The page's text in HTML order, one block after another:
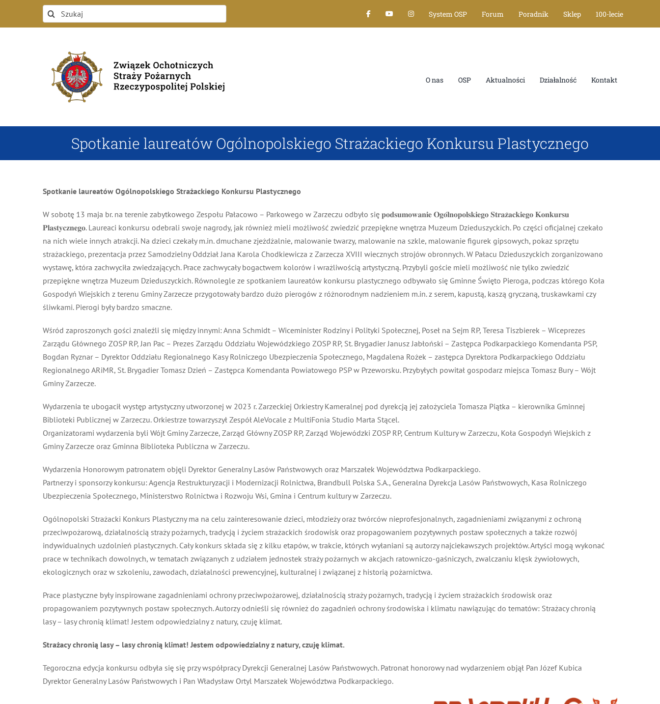
Szukaj System OSP Forum Poradnik Sklep 100-lecie
O nas OSP Aktualności Działalność Kontakt
Spotkanie laureatów Ogólnopolskiego Strażackiego Konkursu Plastycznego
Spotkanie laureatów Ogólnopolskiego Strażackiego Konkursu Plastycznego
W sobotę 13 maja br. na terenie zabytkowego Zespołu Pałacowo – Parkowego w Zarzeczu odbyło się 𝐩𝐨𝐝𝐬𝐮𝐦𝐨𝐰𝐚𝐧𝐢𝐞 𝐎𝐠𝐨́𝐥𝐧𝐨𝐩𝐨𝐥𝐬𝐤𝐢𝐞𝐠𝐨 𝐒𝐭𝐫𝐚𝐳̇𝐚𝐜𝐤𝐢𝐞𝐠𝐨 𝐊𝐨𝐧𝐤𝐮𝐫𝐬𝐮
𝐏𝐥𝐚𝐬𝐭𝐲𝐜𝐳𝐧𝐞𝐠𝐨. Laureaci konkursu odebrali swoje nagrody, jak również mieli możliwość zwiedzić przepiękne wnętrza Muzeum Dzieduszyckich. Po części oficjalnej czekało
na nich wiele innych atrakcji. Na dzieci czekały m.in. dmuchane zjeżdżalnie, malowanie twarzy, malowanie na szkle, malowanie figurek gipsowych, pokaz sprzętu
strażackiego, prezentacja przez Samodzielny Oddział Jana Karola Chodkiewicza z Zarzecza XVIII wiecznych strojów obronnych. W Pałacu Dzieduszyckich zorganizowano
wystawę, która zachwyciła zwiedzających. Prace zachwycały bogactwem kolorów i wrażliwością artystyczną. Przybyli goście mieli możliwość nie tylko zwiedzić
przepiękne wnętrza Muzeum Dzieduszyckich. Równolegle ze spotkaniem laureatów konkursu plastycznego odbywało się Gminne Święto Pieroga, podczas którego Koła
Gospodyń Wiejskich z terenu Gminy Zarzecze przygotowały bardzo dużo pierogów z różnorodnym nadzieniem m.in. z serem, kapustą, kaszą gryczaną, truskawkami czy
śliwkami. Pierogi były bardzo smaczne.
Wśród zaproszonych gości znaleźli się między innymi: Anna Schmidt – Wiceminister Rodziny i Polityki Społecznej, Poseł na Sejm RP, Teresa Tiszbierek – Wiceprezes
Zarządu Głównego ZOSP RP, Jan Pac – Prezes Zarządu Oddziału Wojewódzkiego ZOSP RP, St. Brygadier Janusz Jabłoński – Zastępca Podkarpackiego Komendanta PSP,
Bogdan Ryznar – Dyrektor Oddziału Regionalnego Kasy Rolniczego Ubezpieczenia Społecznego, Magdalena Rożek – zastępca Dyrektora Podkarpackiego Oddziału
Regionalnego ARiMR, St. Brygadier Tomasz Dzień – Zastępca Komendanta Powiatowego PSP w Przeworsku. Przybyłych powitał gospodarz miejsca Tomasz Bury – Wójt
Gminy Zarzecze.
Wydarzenia te ubogacił występ artystyczny utworzonej w 2023 r. Zarzeckiej Orkiestry Kameralnej pod dyrekcją jej założyciela Tomasza Piątka – kierownika Gminnej
Biblioteki Publicznej w Zarzeczu. Orkiestrze towarzyszył Zespół AleVocale z MultiFonia Studio Marta Stącel.
Organizatorami wydarzenia byli Wójt Gminy Zarzecze, Zarząd Główny ZOSP RP, Zarząd Wojewódzki ZOSP RP, Centrum Kultury w Zarzeczu, Koła Gospodyń Wiejskich z
Gminy Zarzecze oraz Gminna Biblioteka Publiczna w Zarzeczu.
Wydarzenia Honorowym patronatem objęli Dyrektor Generalny Lasów Państwowych oraz Marszałek Województwa Podkarpackiego.
Partnerzy i sponsorzy konkursu: Agencja Restrukturyzacji i Modernizacji Rolnictwa, Brandbull Polska S.A., Generalna Dyrekcja Lasów Państwowych, Kasa Rolniczego
Ubezpieczenia Społecznego, Ministerstwo Rolnictwa i Rozwoju Wsi, Gmina i Centrum kultury w Zarzeczu.
Ogólnopolski Strażacki Konkurs Plastyczny ma na celu zainteresowanie dzieci, młodzieży oraz twórców nieprofesjonalnych, zagadnieniami związanymi z ochroną
przeciwpożarową, działalnością straży pożarnych, tradycją i życiem strażackich środowisk oraz propagowaniem pozytywnych postaw społecznych a także rozwój
indywidualnych uzdolnień plastycznych. Cały konkurs składa się z kilku etapów, w trakcie, których wyłaniani są autorzy najciekawszych projektów. Artyści mogą wykonać
prace w technikach dowolnych, w tematach związanych z udziałem jednostek straży pożarnych w akcjach ratowniczo-gaśniczych, zwalczaniu klęsk żywiołowych,
ekologicznych oraz w szkoleniu, zawodach, działalności prewencyjnej, kulturalnej i związanej z historią pożarnictwa.
Prace plastyczne były inspirowane zagadnieniami ochrony przeciwpożarowej, działalnością straży pożarnych, tradycją i życiem strażackich środowisk oraz
propagowaniem pozytywnych postaw społecznych. Autorzy odnieśli się również do zagadnień ochrony środowiska i klimatu nawiązując do tematów: Strażacy chronią
lasy – lasy chronią klimat! Jestem odpowiedzialny z natury, czuję klimat.
Strażacy chronią lasy – lasy chronią klimat! Jestem odpowiedzialny z natury, czuję klimat.
Tegoroczna edycja konkursu odbyła się się przy współpracy Dyrekcji Generalnej Lasów Państwowych. Patronat honorowy nad wydarzeniem objął Pan Józef Kubica
Dyrektor Generalny Lasów Państwowych i Pan Władysław Ortyl Marszałek Województwa Podkarpackiego.